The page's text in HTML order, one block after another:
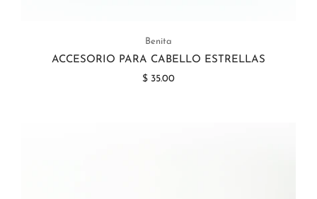
Benita
ACCESORIO PARA CABELLO ESTRELLAS
$ 35.00